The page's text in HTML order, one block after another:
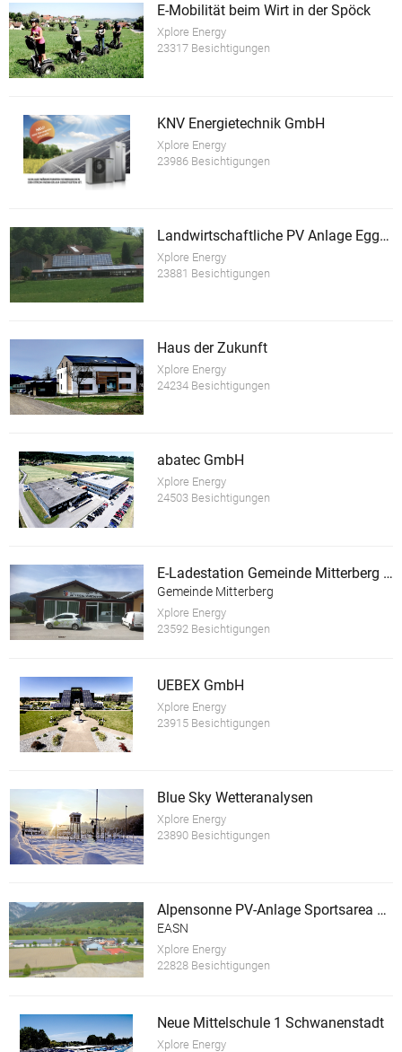
E-Mobilität beim Wirt in der Spöck
Xplore Energy
23317 Besichtigungen
KNV Energietechnik GmbH
Xplore Energy
23986 Besichtigungen
Landwirtschaftliche PV Anlage Eggmaier
Xplore Energy
23881 Besichtigungen
Haus der Zukunft
Xplore Energy
24234 Besichtigungen
abatec GmbH
Xplore Energy
24503 Besichtigungen
E-Ladestation Gemeinde Mitterberg St.Martin
Gemeinde Mitterberg
Xplore Energy
23592 Besichtigungen
UEBEX GmbH
Xplore Energy
23915 Besichtigungen
Blue Sky Wetteranalysen
Xplore Energy
23890 Besichtigungen
Alpensonne PV-Anlage Sportsarea Grimming
EASN
Xplore Energy
22828 Besichtigungen
Neue Mittelschule 1 Schwanenstadt
Xplore Energy